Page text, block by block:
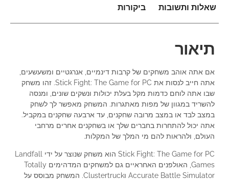
שאלות ותשובות ביקורות
תיאור
אם אתה אוהב משחקים של קרבות דינמיים, אנרגטיים ומשעשעים,
אתה חייב לנסות את Stick Fight: The Game for PC. זהו משחק
שבו אתה לוחם כדמות מקל בעלת יכולות ונשקים שונים, ומנסה
להשריד במגוון של מפות מאתגרות. המשחק מאפשר לך לשחק
במצב לבד או במצב מרובה שחקנים, עד ארבעה שחקנים במקביל.
אתה יכול להתחרות בחברים שלך או בשחקנים אחרים מרחבי
העולם, ולהראות להם מי המלך של המקלות.
Stick Fight: The Game for PC הוא משחק שנוצר על ידי Landfall
Games, האולפנים האחראיים גם למשחקים המדהימים Totally
Accurate Battle Simulator וClustertruck. המשחק מבוסס על